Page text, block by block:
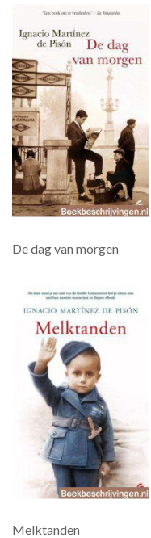
De dag van morgen
Melktanden